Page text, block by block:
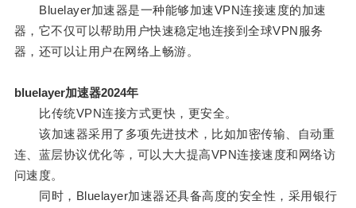
Bluelayer加速器是一种能够加速VPN连接速度的加速
器，它不仅可以帮助用户快速稳定地连接到全球VPN服务
器，还可以让用户在网络上畅游。
bluelayer加速器2024年
比传统VPN连接方式更快，更安全。
该加速器采用了多项先进技术，比如加密传输、自动重
连、蓝层协议优化等，可以大大提高VPN连接速度和网络访
问速度。
同时，Bluelayer加速器还具备高度的安全性，采用银行